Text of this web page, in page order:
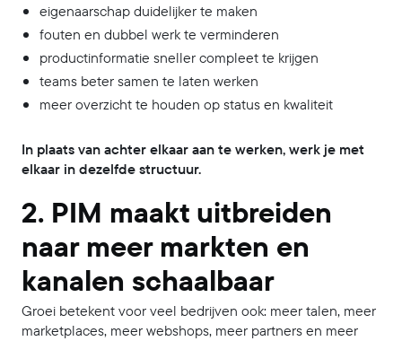
eigenaarschap duidelijker te maken
fouten en dubbel werk te verminderen
productinformatie sneller compleet te krijgen
teams beter samen te laten werken
meer overzicht te houden op status en kwaliteit
In plaats van achter elkaar aan te werken, werk je met
elkaar in dezelfde structuur.
2. PIM maakt uitbreiden
naar meer markten en
kanalen schaalbaar
Groei betekent voor veel bedrijven ook: meer talen, meer
marketplaces, meer webshops, meer partners en meer